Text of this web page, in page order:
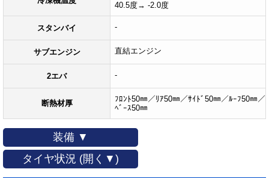
40.5度→ -2.0度
スタンバイ -
サブエンジン 直結エンジン
2エバ -
断熱材厚
ﾌﾛﾝﾄ50㎜／ﾘｱ50㎜／ｻｲﾄﾞ50㎜／ﾙｰﾌ50㎜／
ﾍﾞｰｽ50㎜
装備 ▼
タイヤ状況 (開く▼)